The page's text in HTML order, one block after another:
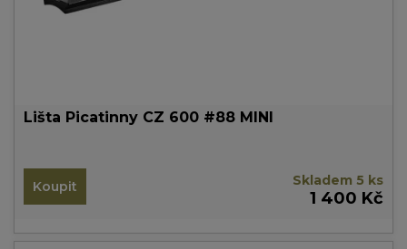
Lišta Picatinny CZ 600 #88 MINI
Koupit Skladem 5 ks
1 400 Kč